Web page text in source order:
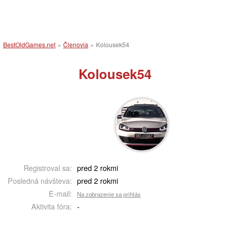
BestOldGames.net » Členovia » Kolousek54
Kolousek54
Registroval sa: pred 2 rokmi
Posledná návšteva: pred 2 rokmi
E-mail:
Na zobrazenie sa prihlás
Aktivita fóra: -